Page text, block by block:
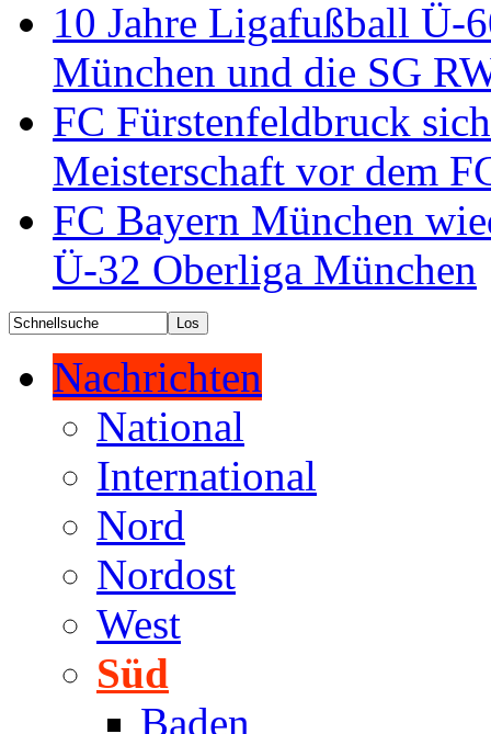
10 Jahre Ligafußball Ü-
München und die SG
FC Fürstenfeldbruck
Meisterschaft vor dem
FC Bayern München
Ü-32 Oberliga München
Nachrichten
National
International
Nord
Nordost
West
Süd
Baden